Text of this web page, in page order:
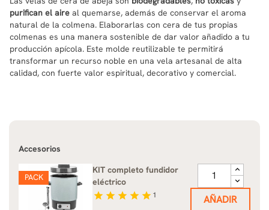
purifican el aire al quemarse, además de conservar el aroma
natural de la colmena. Elaborarlas con cera de tus propias
colmenas es una manera sostenible de dar valor añadido a tu
producción apícola. Este molde reutilizable te permitirá
transformar un recurso noble en una vela artesanal de alta
calidad, con fuerte valor espiritual, decorativo y comercial.
Accesorios
KIT completo fundidor
eléctrico
star star star star star 1
PACK
AÑADIR